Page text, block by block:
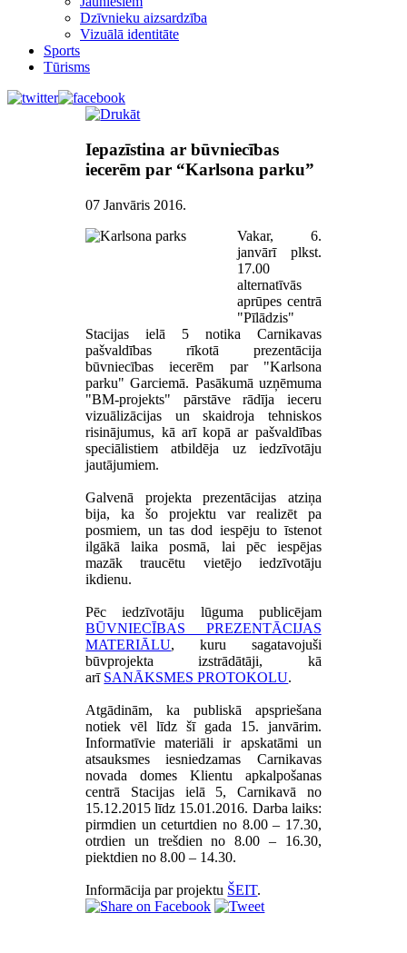
Dzīvnieku aizsardzība
Vizuālā identitāte
Sports
Tūrisms
Iepazīstina ar būvniecības
iecerēm par “Karlsona parku”
07 Janvāris 2016.
Vakar, 6.
janvārī plkst.
17.00
alternatīvās
aprūpes centrā
"Pīlādzis"
Stacijas ielā 5 notika Carnikavas
pašvaldības rīkotā prezentācija
būvniecības iecerēm par "Karlsona
parku" Garciemā. Pasākumā uzņēmuma
"BM-projekts" pārstāve rādīja ieceru
vizuālizācijas un skaidroja tehniskos
risinājumus, kā arī kopā ar pašvaldības
speciālistiem atbildēja uz iedzīvotāju
jautājumiem.
Galvenā projekta prezentācijas atziņa
bija, ka šo projektu var realizēt pa
posmiem, un tas dod iespēju to īstenot
ilgākā laika posmā, lai pēc iespējas
mazāk traucētu vietējo iedzīvotāju
ikdienu.
Pēc iedzīvotāju lūguma publicējam
BŪVNIECĪBAS PREZENTĀCIJAS
MATERIĀLU, kuru sagatavojuši
būvprojekta izstrādātāji, kā
arī SANĀKSMES PROTOKOLU.
Atgādinām, ka publiskā apspriešana
notiek vēl līdz šī gada 15. janvārim.
Informatīvie materiāli ir apskatāmi un
atsauksmes iesniedzamas Carnikavas
novada domes Klientu apkalpošanas
centrā Stacijas ielā 5, Carnikavā no
15.12.2015 līdz 15.01.2016. Darba laiks:
pirmdien un ceturtdien no 8.00 – 17.30,
otrdien un trešdien no 8.00 – 16.30,
piektdien no 8.00 – 14.30.
Informācija par projektu ŠEIT.